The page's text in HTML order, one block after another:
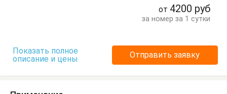
от 4200 руб
за номер за 1 сутки
Показать полное
описание и цены
Отправить заявку